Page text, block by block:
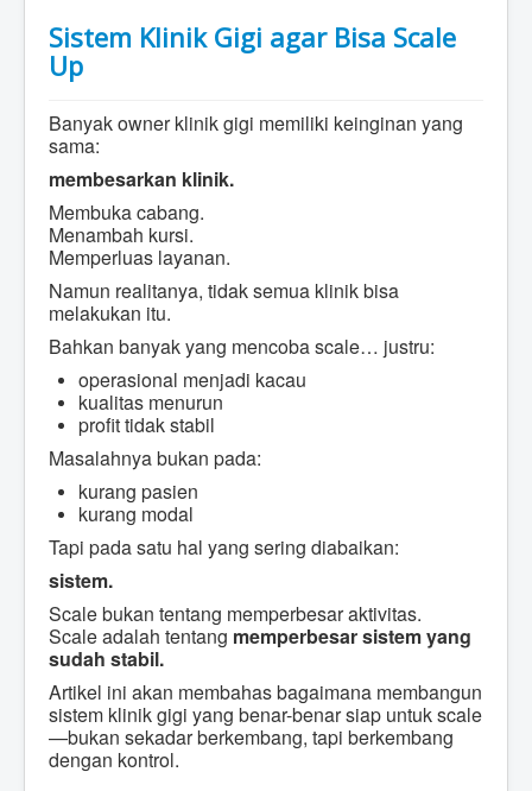
Sistem Klinik Gigi agar Bisa Scale
Up
Banyak owner klinik gigi memiliki keinginan yang
sama:
membesarkan klinik.
Membuka cabang.
Menambah kursi.
Memperluas layanan.
Namun realitanya, tidak semua klinik bisa
melakukan itu.
Bahkan banyak yang mencoba scale… justru:
operasional menjadi kacau
kualitas menurun
profit tidak stabil
Masalahnya bukan pada:
kurang pasien
kurang modal
Tapi pada satu hal yang sering diabaikan:
sistem.
Scale bukan tentang memperbesar aktivitas.
Scale adalah tentang memperbesar sistem yang
sudah stabil.
Artikel ini akan membahas bagaimana membangun
sistem klinik gigi yang benar-benar siap untuk scale
—bukan sekadar berkembang, tapi berkembang
dengan kontrol.